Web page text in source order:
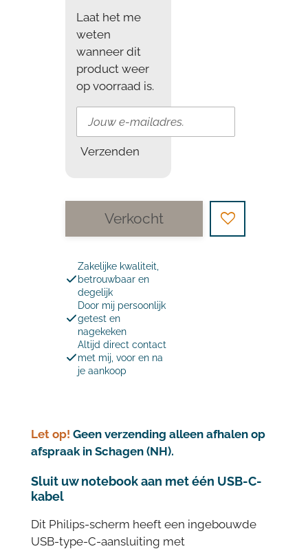
Laat het me
weten
wanneer dit
product weer
op voorraad is.
Verzenden
Verkocht
Zakelijke kwaliteit,
betrouwbaar en
degelijk
Door mij persoonlijk
getest en
nagekeken
Altijd direct contact
met mij, voor en na
je aankoop
Let op! Geen verzending alleen afhalen op
afspraak in Schagen (NH).
Sluit uw notebook aan met één USB-C-
kabel
Dit Philips-scherm heeft een ingebouwde
USB-type-C-aansluiting met